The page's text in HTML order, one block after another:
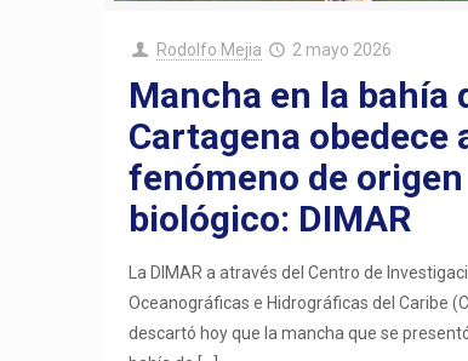
Rodolfo Mejia 2 mayo 2026
Mancha en la bahía
Cartagena obedece
fenómeno de origen
biológico: DIMAR
La DIMAR a através del Centro de
Oceanográficas e Hidrográficas del Caribe
descartó hoy que la mancha que se